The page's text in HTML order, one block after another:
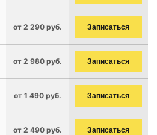
от 2 290 руб. Записаться
от 2 980 руб. Записаться
от 1 490 руб. Записаться
от 2 490 руб. Записаться